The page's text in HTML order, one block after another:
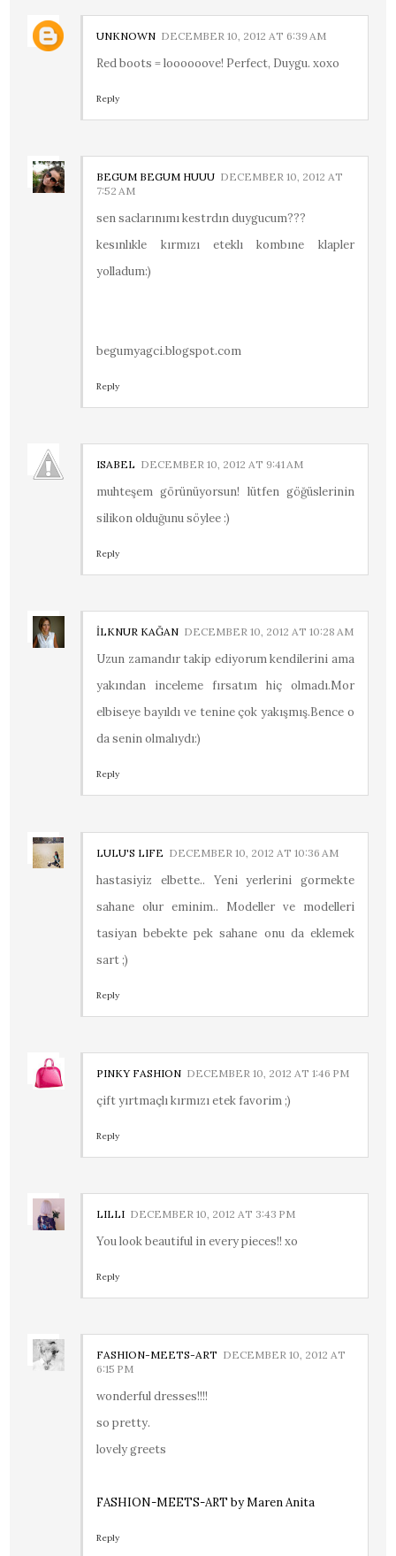
UNKNOWN DECEMBER 10, 2012 AT 6:39 AM
Red boots = loooooove! Perfect, Duygu. xoxo
Reply
BEGUM BEGUM HUUU DECEMBER 10, 2012 AT
7:52 AM
sen saclarınımı kestrdın duygucum???
kesınlıkle kırmızı eteklı kombıne klapler
yolladum:)
begumyagci.blogspot.com
Reply
ISABEL DECEMBER 10, 2012 AT 9:41 AM
muhteşem görünüyorsun! lütfen göğüslerinin
silikon olduğunu söylee :)
Reply
İLKNUR KAĞAN DECEMBER 10, 2012 AT 10:28 AM
Uzun zamandır takip ediyorum kendilerini ama
yakından inceleme fırsatım hiç olmadı.Mor
elbiseye bayıldı ve tenine çok yakışmış.Bence o
da senin olmalıydı:)
Reply
LULU'S LIFE DECEMBER 10, 2012 AT 10:36 AM
hastasiyiz elbette.. Yeni yerlerini gormekte
sahane olur eminim.. Modeller ve modelleri
tasiyan bebekte pek sahane onu da eklemek
sart ;)
Reply
PINKY FASHION DECEMBER 10, 2012 AT 1:46 PM
çift yırtmaçlı kırmızı etek favorim ;)
Reply
LILLI DECEMBER 10, 2012 AT 3:43 PM
You look beautiful in every pieces!! xo
Reply
FASHION-MEETS-ART DECEMBER 10, 2012 AT
6:15 PM
wonderful dresses!!!!
so pretty.
lovely greets
FASHION-MEETS-ART by Maren Anita
Reply